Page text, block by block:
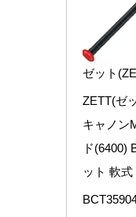
ゼット
ZETT(ゼ
キャノン
ド(6400)
ット 軟